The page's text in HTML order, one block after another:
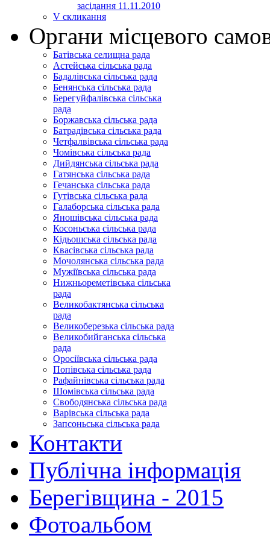
засідання 11.11.2010
V скликання
Органи місцевого
Батівська селищна рада
Астейська сільська рада
Бадалівська сільська рада
Бенянська сільська рада
Берегуйфалівська сільська
рада
Боржавська сільська рада
Батрадівська сільська рада
Четфалвівська сільська рада
Чомівська сільська рада
Дийдянська сільська рада
Гатянська сільська рада
Гечанська сільська рада
Гутівська сільська рада
Галаборська сільська рада
Яношівська сільська рада
Косоньська сільська рада
Кідьошська сільська рада
Квасівська сільська рада
Мочолянська сільська рада
Мужіївська сільська рада
Нижньореметівська сільська
рада
Великобактянська сільська
рада
Великоберезька сільська рада
Великобийганська сільська
рада
Оросіївська сільська рада
Попівська сільська рада
Рафайнівська сільська рада
Шомівська сільська рада
Свободянська сільська рада
Варівська сільська рада
Запсоньська сільська рада
Контакти
Публічна інформація
Берегівщина - 2015
Фотоальбом